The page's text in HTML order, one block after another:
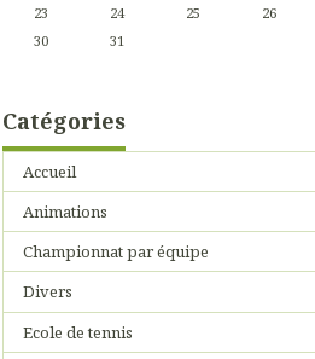
23
24 25 26
30
31
Catégories
Accueil
Animations
Championnat par équipe
Divers
Ecole de tennis